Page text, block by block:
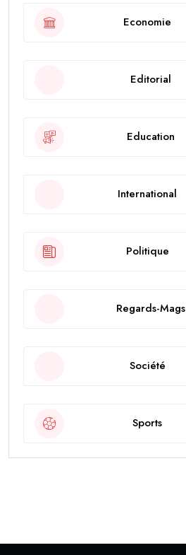
Economie
Editorial
Education
International
Politique
Regards-Mags
Société
Sports